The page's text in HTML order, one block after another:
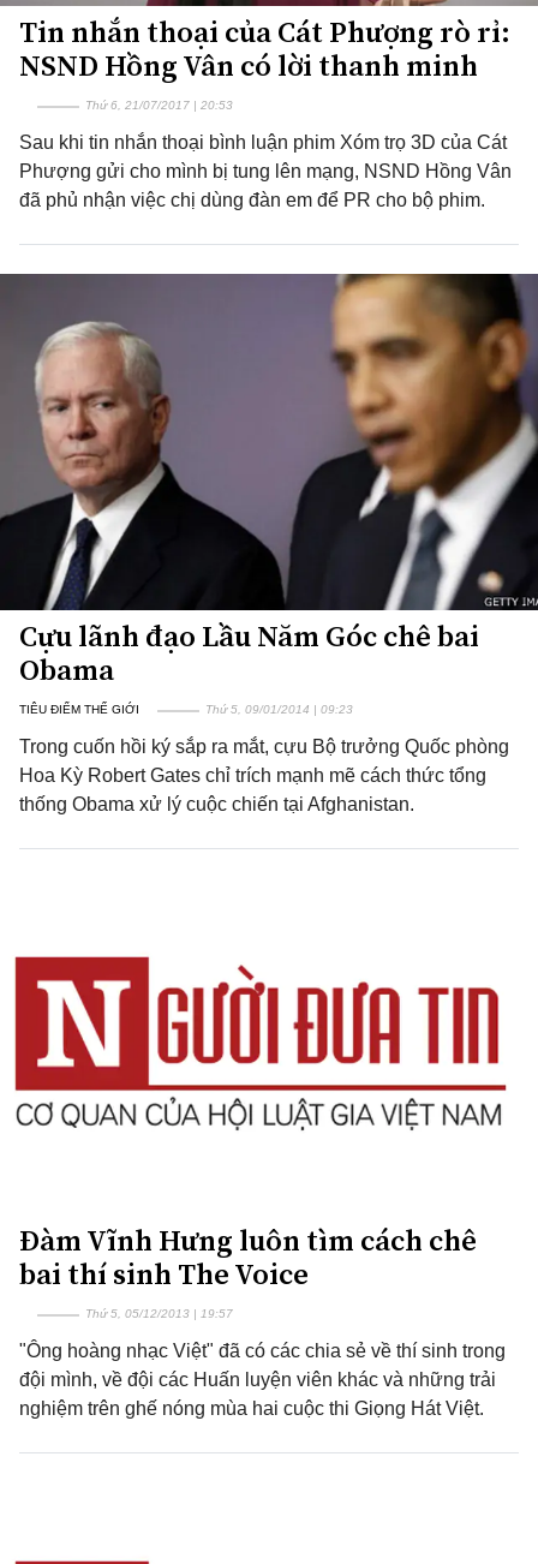
Tin nhắn thoại của Cát Phượng rò rỉ:
NSND Hồng Vân có lời thanh minh
Thứ 6, 21/07/2017 | 20:53
Sau khi tin nhắn thoại bình luận phim Xóm trọ 3D của Cát
Phượng gửi cho mình bị tung lên mạng, NSND Hồng Vân
đã phủ nhận việc chị dùng đàn em để PR cho bộ phim.
Cựu lãnh đạo Lầu Năm Góc chê bai
Obama
TIÊU ĐIỂM THẾ GIỚI Thứ 5, 09/01/2014 | 09:23
Trong cuốn hồi ký sắp ra mắt, cựu Bộ trưởng Quốc phòng
Hoa Kỳ Robert Gates chỉ trích mạnh mẽ cách thức tổng
thống Obama xử lý cuộc chiến tại Afghanistan.
Đàm Vĩnh Hưng luôn tìm cách chê
bai thí sinh The Voice
Thứ 5, 05/12/2013 | 19:57
"Ông hoàng nhạc Việt" đã có các chia sẻ về thí sinh trong
đội mình, về đội các Huấn luyện viên khác và những trải
nghiệm trên ghế nóng mùa hai cuộc thi Giọng Hát Việt.